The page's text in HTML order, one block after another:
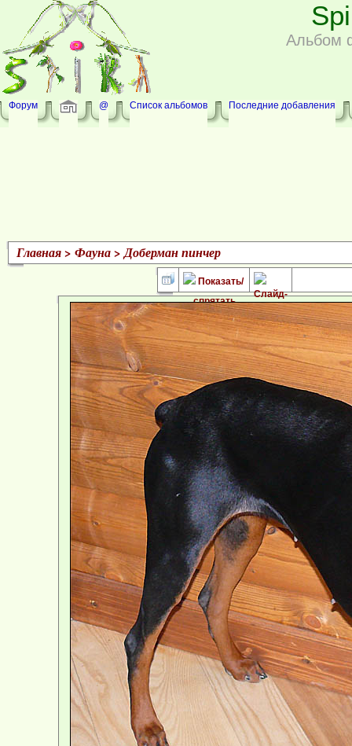
Альбом
Форум @ Список альбомов Последние добавления
Главная> Фауна>Доберман пинчер